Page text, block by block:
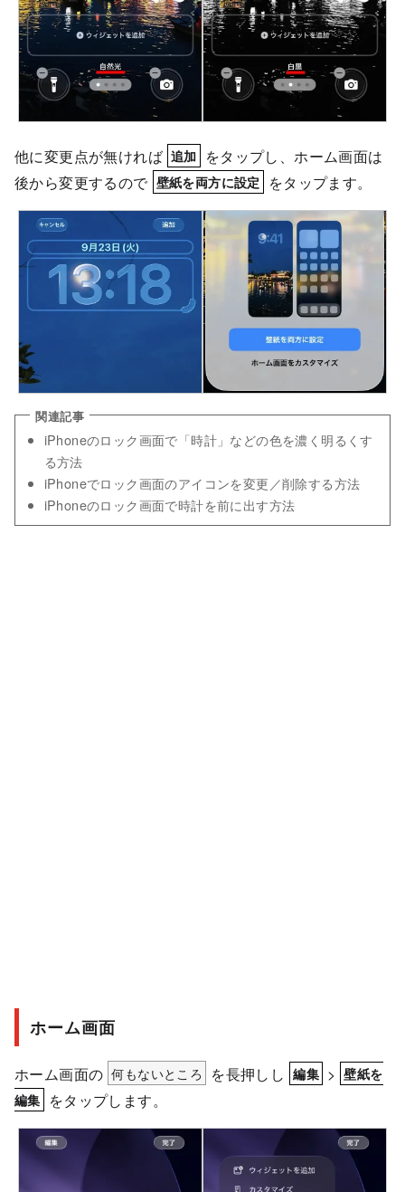
他に変更点が無ければ 追加 をタップし、ホーム画面は
後から変更するので 壁紙を両方に設定 をタップます。
iPhoneのロック画面で「時計」などの色を濃く明るくす
る方法
iPhoneでロック画面のアイコンを変更／削除する方法
iPhoneのロック画面で時計を前に出す方法
ホーム画面
ホーム画面の 何もないところ を長押しし 編集 > 壁紙を
編集 をタップします。